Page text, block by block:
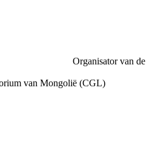
Organisator van de
van Mongolië (CGL)